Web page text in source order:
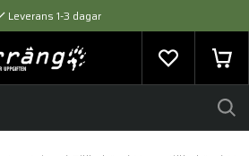
Leverans 1-3 dagar
betalning med SVEA
& Kvalitetsprodukter